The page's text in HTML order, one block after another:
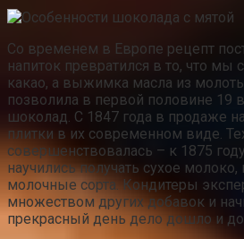
Со временем в Европе рецепт
напиток превратился в то, что мы
какао, а выжимка масла из
позволила в первой половине 19
шоколад. С 1847 года в продаже
плитки в их современном виде.
совершенствовалась – к 1875
научились получать сухое молоко,
молочные сорта. Кондитеры
множеством других добавок и
прекрасный день дело дошло и